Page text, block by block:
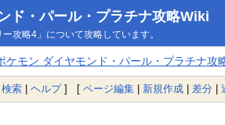
ド・パール・プラチナ攻略Wiki
攻略4」について攻略しています。
ケモン ダイヤモンド・パール・プラチナ攻
検索 | ヘルプ] [ ページ編集 | 新規作成 | 差分 |